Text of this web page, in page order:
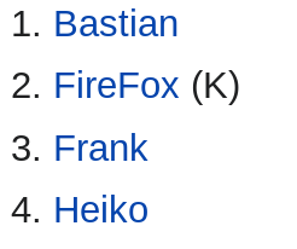
Bastian
FireFox (K)
Frank
Heiko